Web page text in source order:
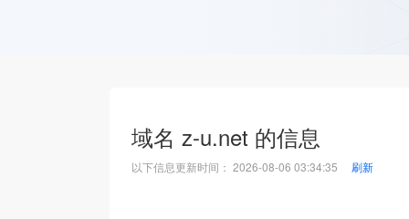
域名 z-u.net 的信息
以下信息更新时间： 2026-08-06 03:34:35 刷新